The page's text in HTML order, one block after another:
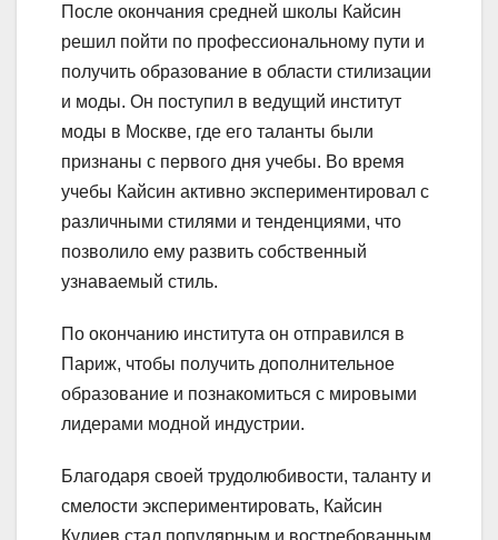
После окончания средней школы Кайсин
решил пойти по профессиональному пути и
получить образование в области стилизации
и моды. Он поступил в ведущий институт
моды в Москве, где его таланты были
признаны с первого дня учебы. Во время
учебы Кайсин активно экспериментировал с
различными стилями и тенденциями, что
позволило ему развить собственный
узнаваемый стиль.
По окончанию института он отправился в
Париж, чтобы получить дополнительное
образование и познакомиться с мировыми
лидерами модной индустрии.
Благодаря своей трудолюбивости, таланту и
смелости экспериментировать, Кайсин
Кулиев стал популярным и востребованным